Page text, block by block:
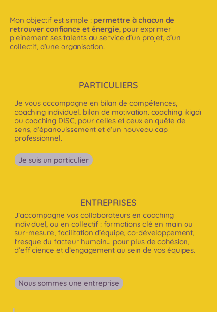
Mon objectif est simple : permettre à chacun de
retrouver confiance et énergie, pour exprimer
pleinement ses talents au service d’un projet, d’un
collectif, d’une organisation.
PARTICULIERS
Je vous accompagne en bilan de compétences,
coaching individuel, bilan de motivation, coaching ikigaï
ou coaching DISC, pour celles et ceux en quête de
sens, d’épanouissement et d’un nouveau cap
professionnel.
Je suis un particulier
ENTREPRISES
J’accompagne vos collaborateurs en coaching
individuel, ou en collectif : formations clé en main ou
sur-mesure, facilitation d’équipe, co-développement,
fresque du facteur humain… pour plus de cohésion,
d’efficience et d’engagement au sein de vos équipes.
Nous sommes une entreprise